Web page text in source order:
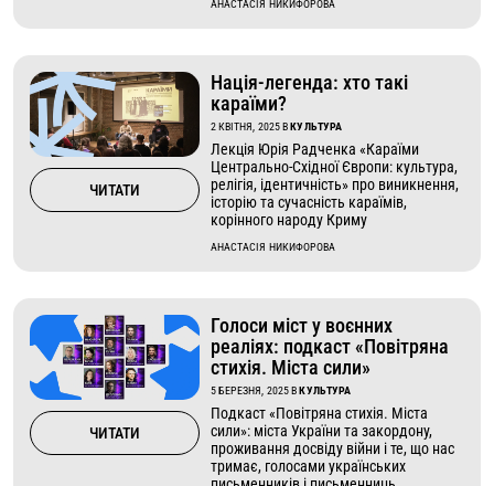
ЧИТАТИ
Нація-легенда: хто такі
караїми?
2 КВІТНЯ, 2025
Лекція Юрія Радченка «Караїми
Центрально-Східної Європи: культура,
релігія, ідентичність» про виникнення,
історію та сучасність караїмів,
корінного народу Криму
ЧИТАТИ
Голоси міст у воєнних
реаліях: подкаст «Повітряна
стихія. Міста сили»
Подкаст «Повітряна стихія. Міста
сили»: міста України та закордону,
проживання досвіду війни і те, що нас
тримає, голосами українських
письменників і письменниць